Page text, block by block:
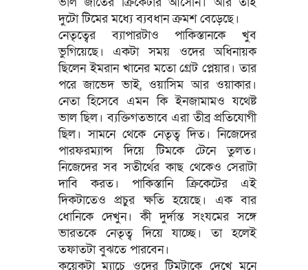
দুটো টিমের মধ্যে ব্যবধান ক্রমশ বেড়েছে।
নেতৃত্বের ব্যাপারটাও পাকিস্তানকে খুব
ভুগিয়েছে। একটা সময় ওদের অধিনায়ক
ছিলেন ইমরান খানের মতো গ্রেট প্লেয়ার। তার
পরে জাভেদ ভাই, ওয়াসিম আর ওয়াকার।
নেতা হিসেবে এমন কি ইনজামামও যথেষ্ট
ভাল ছিল। ব্যক্তিগতভাবে এরা তীব্র প্রতিযোগী
ছিল। সামনে থেকে নেতৃত্ব দিত। নিজেদের
পারফরম্যান্স দিয়ে টিমকে টেনে তুলত।
নিজেদের সব সতীর্থের কাছ থেকেও সেরাটা
দাবি করত। পাকিস্তানি ক্রিকেটের এই
দিকটাতেও প্রচুর ক্ষতি হয়েছে। এক বার
ধোনিকে দেখুন। কী দুর্দান্ত সংযমের সঙ্গে
ভারতকে নেতৃত্ব দিয়ে যাচ্ছে। তা হলেই
তফাতটা বুঝতে পারবেন।
কয়েকটা ম্যাচে ওদের টিমটাকে দেখে মনে